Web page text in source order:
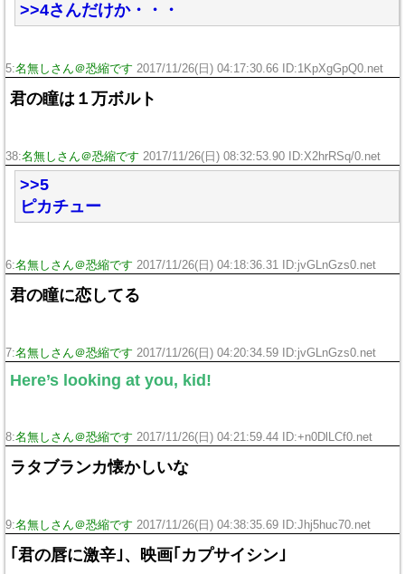
>>4さんだけか・・・
5:名無しさん＠恐縮です 2017/11/26(日) 04:17:30.66 ID:1KpXgGpQ0.net
君の瞳は１万ボルト
38:名無しさん＠恐縮です 2017/11/26(日) 08:32:53.90 ID:X2hrRSq/0.net
>>5
ピカチュー
6:名無しさん＠恐縮です 2017/11/26(日) 04:18:36.31 ID:jvGLnGzs0.net
君の瞳に恋してる
7:名無しさん＠恐縮です 2017/11/26(日) 04:20:34.59 ID:jvGLnGzs0.net
Here’s looking at you, kid!
8:名無しさん＠恐縮です 2017/11/26(日) 04:21:59.44 ID:+n0DlLCf0.net
ラタブランカ懐かしいな
9:名無しさん＠恐縮です 2017/11/26(日) 04:38:35.69 ID:Jhj5huc70.net
｢君の唇に激辛｣、映画｢カプサイシン｣